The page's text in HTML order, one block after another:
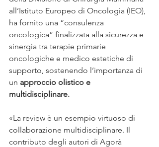
all’Istituto Europeo di Oncologia (IEO),
ha fornito una “consulenza
oncologica” finalizzata alla sicurezza e
sinergia tra terapie primarie
oncologiche e medico estetiche di
supporto, sostenendo l’importanza di
un approccio olistico e
multidisciplinare.
«La review è un esempio virtuoso di
collaborazione multidisciplinare. Il
contributo degli autori di Agorà